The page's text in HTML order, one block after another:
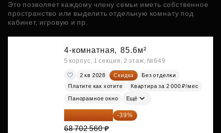
Это позволяет каждому члену семьи иметь собственное
пространство или выделить отдельную комнату под
кабинет, игровую и пр.
4-комнатная, 85.6м²
5 корпус, 1 секция, 2 этаж, №649
2 кв 2028 Скидка
Без отделки
Платите как хотите
Квартира за 2 000 ₽/мес
Панорамное окно Ещё
41 908 562 ₽ -39%
68 702 560 ₽